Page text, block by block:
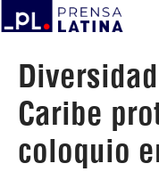
Caribe
coloquio